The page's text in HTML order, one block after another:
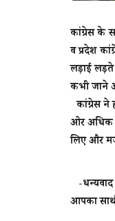
कांग्रेस के
व प्रदेश
लड़ाई लड़ते
कभी जाने
कांग्रेस ने
ओर अधिक
लिए और
-
आपका